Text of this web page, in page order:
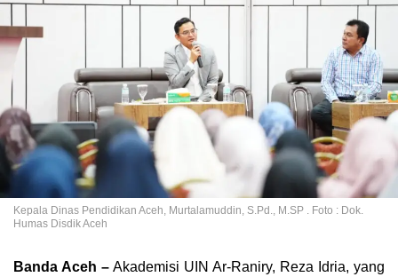
Kepala Dinas Pendidikan Aceh, Murtalamuddin, S.Pd., M.SP . Foto : Dok.
Humas Disdik Aceh
Banda Aceh – Akademisi UIN Ar-Raniry, Reza Idria, yang